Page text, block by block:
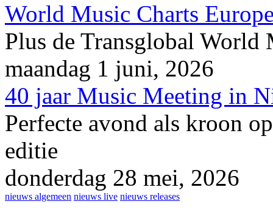
World Music Charts
Plus de Transglobal World
maandag 1 juni, 2026
40 jaar Music Meeting in
Perfecte avond als kroon
editie
donderdag 28 mei, 2026
nieuws algemeen nieuws live nieuws releases